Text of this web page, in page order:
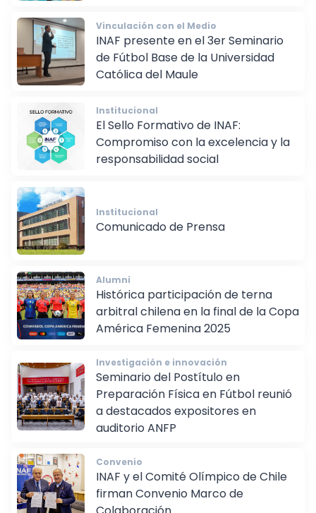
Vinculación con el Medio
INAF presente en el 3er Seminario
de Fútbol Base de la Universidad
Institucional
El Sello Formativo de INAF:
Compromiso con la excelencia y la
responsabilidad social
Institucional
Alumni
Histórica participación de terna
arbitral chilena en la final de la Copa
Investigación e innovación
Seminario del Postítulo en
Preparación Física en Fútbol reunió
a destacados expositores en
Convenio
INAF y el Comité Olímpico de Chile
firman Convenio Marco de